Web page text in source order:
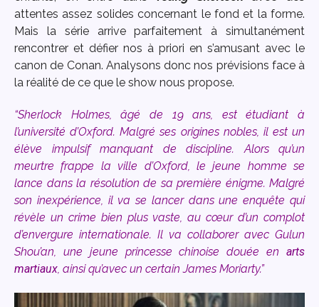
attentes assez solides concernant le fond et la forme.
Mais la série arrive parfaitement à simultanément
rencontrer et défier nos à priori en s’amusant avec le
canon de Conan. Analysons donc nos prévisions face à
la réalité de ce que le show nous propose.
“Sherlock Holmes, âgé de 19 ans, est étudiant à
l’université d’Oxford. Malgré ses origines nobles, il est un
élève impulsif manquant de discipline. Alors qu’un
meurtre frappe la ville d’Oxford, le jeune homme se
lance dans la résolution de sa première énigme. Malgré
son inexpérience, il va se lancer dans une enquête qui
révèle un crime bien plus vaste, au cœur d’un complot
d’envergure internationale. Il va collaborer avec Gulun
Shou’an, une jeune princesse chinoise douée en arts
martiaux, ainsi qu’avec un certain James Moriarty.”